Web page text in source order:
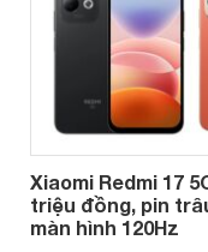
Xiaomi Redmi 17
triệu đồng, pin
màn hình 120Hz